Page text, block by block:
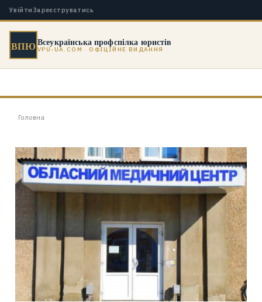
Увійти Зареєструватись
ВПЮВсеукраїнська профспілка юристів
VPU-UA.COM · ОФІЦІЙНЕ ВИДАННЯ
Головна